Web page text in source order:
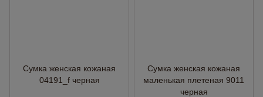
Сумка женская кожаная
04191_f черная
Сумка женская кожаная
маленькая плетеная 9011
черная